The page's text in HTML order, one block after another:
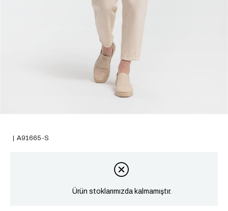
A91665-S
Ürün stoklarımızda kalmamıştır.